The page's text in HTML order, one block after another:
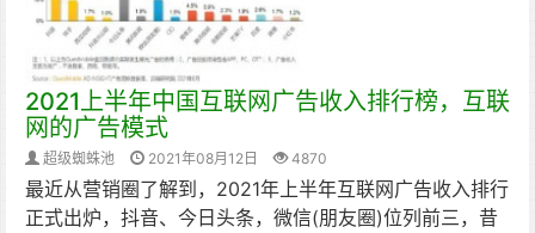
2021上半年中国互联网广告收入排行榜，互联
网的广告模式
超级蜘蛛池 2021年08月12日 4870
最近从营销圈了解到，2021年上半年互联网广告收入排行
正式出炉，抖音、今日头条，微信(朋友圈)位列前三，昔